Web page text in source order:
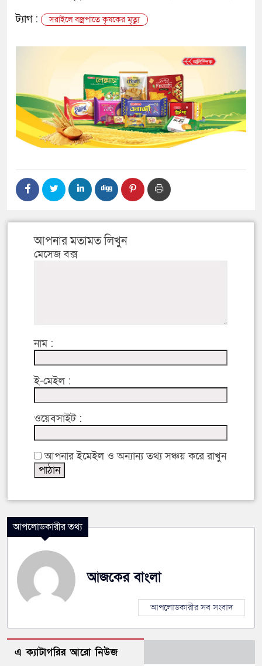
ট্যাগ :
সরাইলে বজ্রপাতে কৃষকের মৃত্যু
আপনার মতামত লিখুন
মেসেজ বক্স
নাম :
ই-মেইল :
ওয়েবসাইট :
আপনার ইমেইল ও অন্যান্য তথ্য সঞ্চয় করে রাখুন
আপলোডকারীর তথ্য
আজকের বাংলা
আপলোডকারীর সব সংবাদ
এ ক্যাটাগরির আরো নিউজ